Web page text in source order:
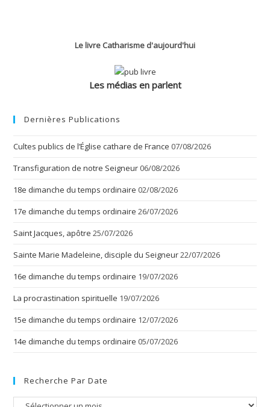
Le livre Catharisme d'aujourd'hui
Les médias en parlent
Dernières Publications
Cultes publics de l’Église cathare de France 07/08/2026
Transfiguration de notre Seigneur 06/08/2026
18e dimanche du temps ordinaire 02/08/2026
17e dimanche du temps ordinaire 26/07/2026
Saint Jacques, apôtre 25/07/2026
Sainte Marie Madeleine, disciple du Seigneur22/07/2026
16e dimanche du temps ordinaire 19/07/2026
La procrastination spirituelle 19/07/2026
15e dimanche du temps ordinaire 12/07/2026
14e dimanche du temps ordinaire 05/07/2026
Recherche Par Date
Recherche